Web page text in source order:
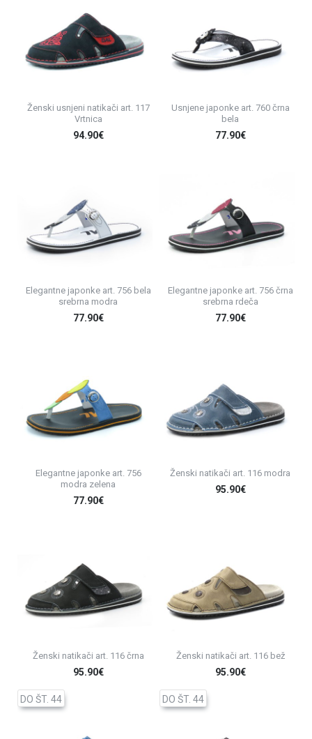
Ženski usnjeni natikači art. 117
Vrtnica
94.90€
Usnjene japonke art. 760 črna
bela
77.90€
Elegantne japonke art. 756 bela
srebrna modra
77.90€
Elegantne japonke art. 756 črna
srebrna rdeča
77.90€
Elegantne japonke art. 756
modra zelena
77.90€
Ženski natikači art. 116 modra
95.90€
Ženski natikači art. 116 črna
95.90€
Ženski natikači art. 116 bež
95.90€
DO ŠT. 44 DO ŠT. 44